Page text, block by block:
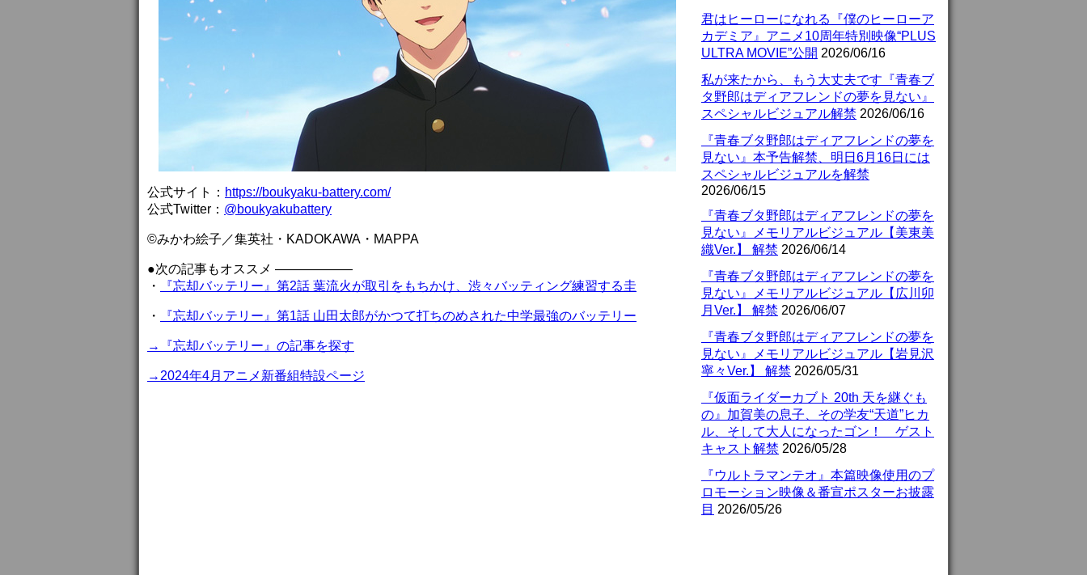
公式サイト： https://boukyaku-battery.com/
公式Twitter： @boukyakubattery
©みかわ絵子／集英社・KADOKAWA・MAPPA
●次の記事もオススメ ——————
・
『忘却バッテリー』第2話 葉流火が取引をもちかけ、渋々バッティング練習する圭
・ 『忘却バッテリー』第1話 山田太郎がかつて打ちのめされた中学最強のバッテリー
→『忘却バッテリー』の記事を探す
→2024年4月アニメ新番組特設ページ
君はヒーローになれる『僕のヒーローア
カデミア』アニメ10周年特別映像“PLUS
ULTRA MOVIE”公開 2026/06/16
私が来たから、もう大丈夫です『青春ブ
タ野郎はディアフレンドの夢を見ない』
スペシャルビジュアル解禁 2026/06/16
『青春ブタ野郎はディアフレンドの夢を
見ない』本予告解禁、明日6月16日には
スペシャルビジュアルを解禁
2026/06/15
『青春ブタ野郎はディアフレンドの夢を
見ない』メモリアルビジュアル【美東美
織Ver.】 解禁 2026/06/14
『青春ブタ野郎はディアフレンドの夢を
見ない』メモリアルビジュアル【広川卯
月Ver.】 解禁 2026/06/07
『青春ブタ野郎はディアフレンドの夢を
見ない』メモリアルビジュアル【岩見沢
寧々Ver.】 解禁 2026/05/31
『仮面ライダーカブト 20th 天を継ぐも
の』加賀美の息子、その学友“天道”ヒカ
ル、そして大人になったゴン！ ゲスト
キャスト解禁 2026/05/28
『ウルトラマンテオ』本篇映像使用のプ
ロモーション映像＆番宣ポスターお披露
目 2026/05/26